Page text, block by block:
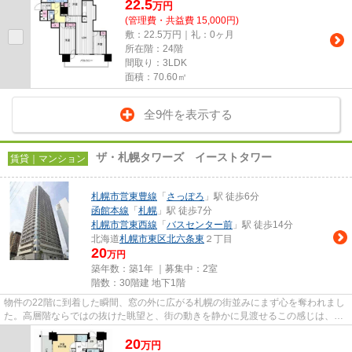
22.5万円
(管理費・共益費 15,000円)
敷：22.5万円｜礼：0ヶ月
所在階：24階
間取り：3LDK
面積：70.60㎡
全9件を表示する
賃貸｜マンション ザ・札幌タワーズ イーストタワー
札幌市営東豊線 「 さっぽろ 」駅 徒歩6分
函館本線 「 札幌 」駅 徒歩7分
札幌市営東西線 「 バスセンター前 」駅 徒歩14分
北海道札幌市東区北六条東 ２丁目
20万円
築年数：築1年 ｜募集中： 2室
階数：30階建 地下1階
物件の22階に到着した瞬間、窓の外に広がる札幌の街並みにまず心を奪われまし
た。高層階ならではの抜けた眺望と、街の動きを静かに見渡せるこの感じは、忙
しい日々の中に落ち着きをも...
20万円